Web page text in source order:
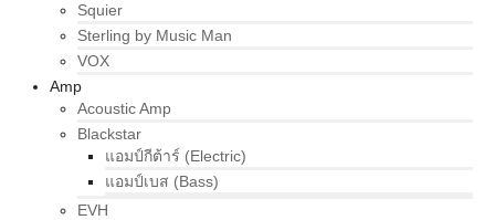
Squier
Sterling by Music Man
VOX
Amp
Acoustic Amp
Blackstar
แอมป์กีต้าร์ (Electric)
แอมป์เบส (Bass)
EVH